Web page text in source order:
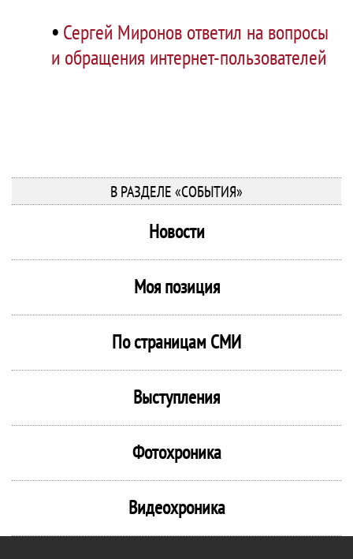
• Сергей Миронов ответил на вопросы
и обращения интернет-пользователей
В РАЗДЕЛЕ «СОБЫТИЯ»
Новости
Моя позиция
По страницам СМИ
Выступления
Фотохроника
Видеохроника